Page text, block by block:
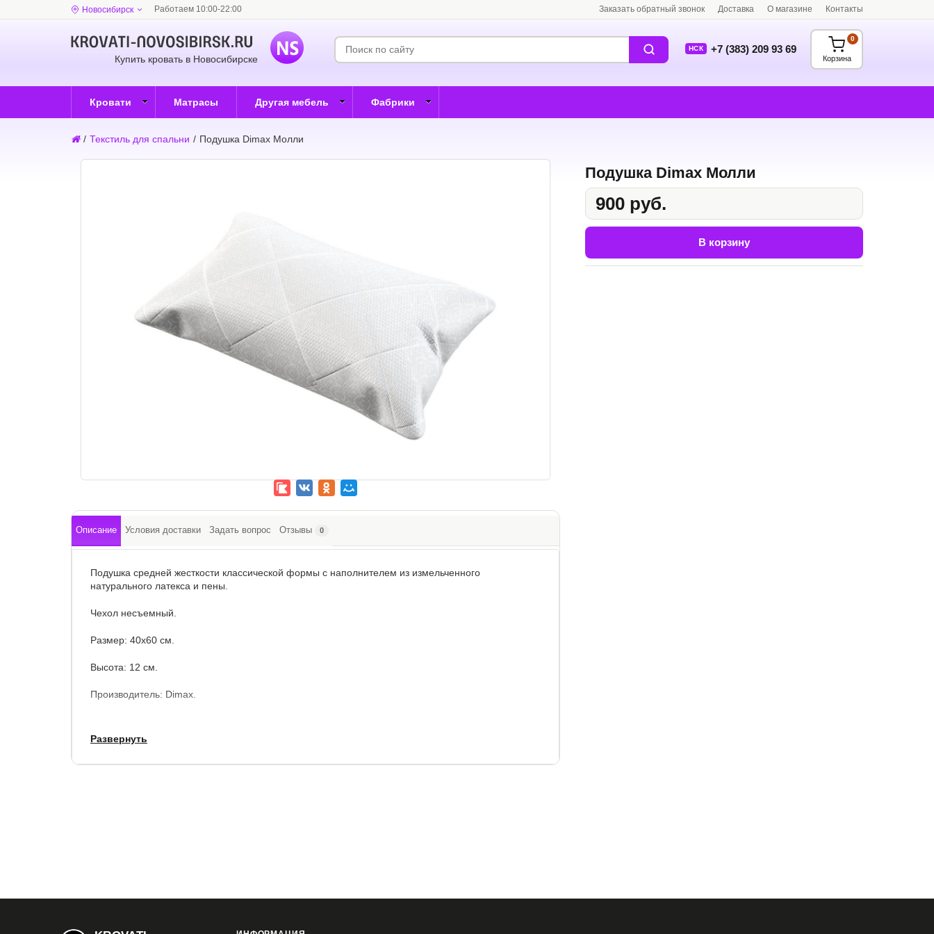
Новосибирск Работаем 10:00-22:00 Заказать обратный звонок Доставка О магазине Контакты
Купить кровать в Новосибирске
НСК +7 (383) 209 93 69
Корзина
0
Кровати Матрасы Другая мебель Фабрики
/ Текстиль для спальни / Подушка Dimax Молли
Подушка Dimax Молли
900 руб.
В корзину
Описание Условия доставки Задать вопрос Отзывы 0
Подушка средней жесткости классической формы с наполнителем из измельченного
натурального латекса и пены.
Чехол несъемный.
Размер: 40х60 см.
Высота: 12 см.
Производитель: Dimax.
Купить в 1 клик
Развернуть